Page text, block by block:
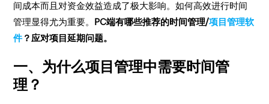
间成本而且对资金效益造成了极大影响。如何高效进行时间
管理显得尤为重要。 PC端有哪些推荐的时间管理/项目管理软
件？应对项目延期问题。
一、为什么项目管理中需要时间管
理？